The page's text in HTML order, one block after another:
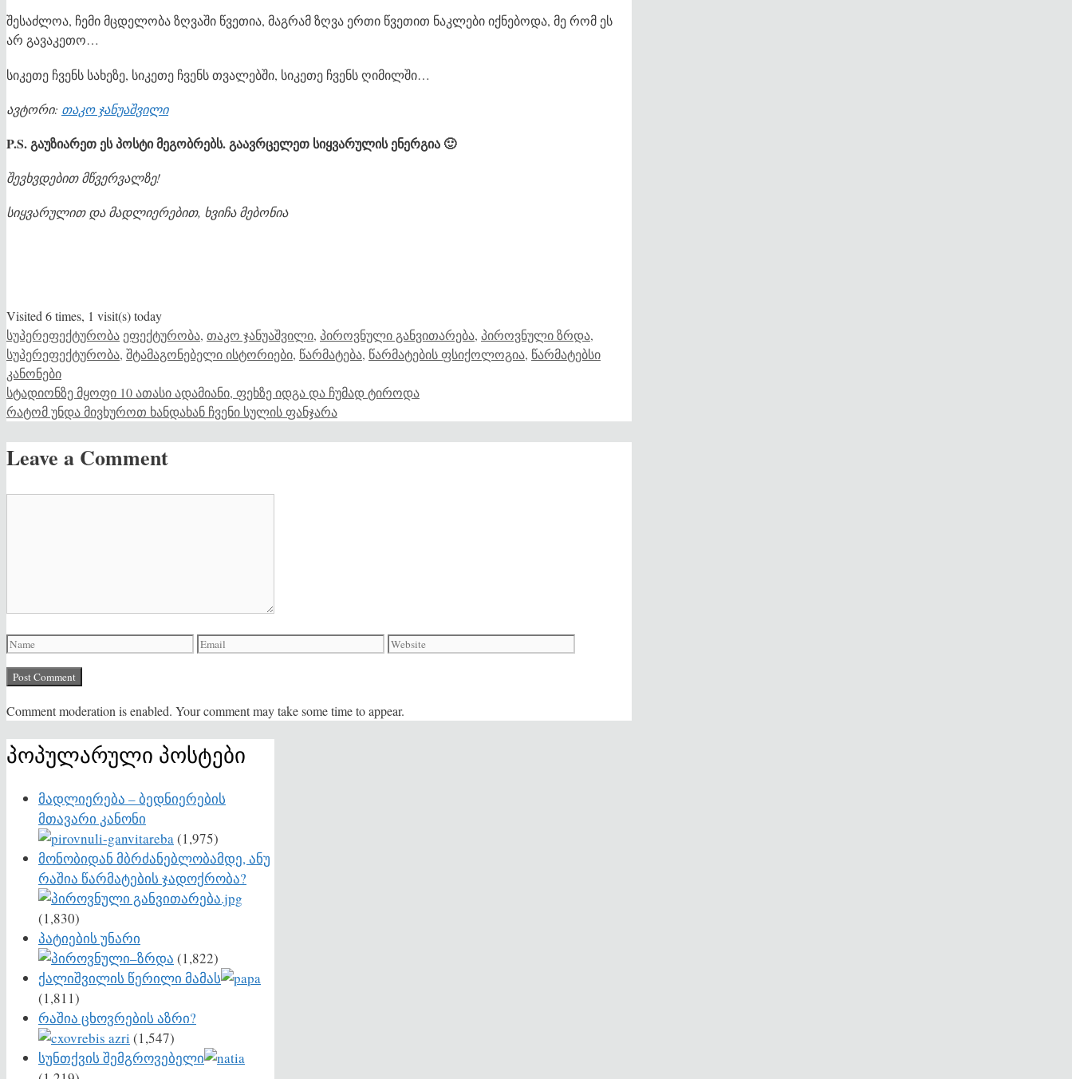
შესაძლოა, ჩემი მცდელობა ზღვაში წვეთია, მაგრამ ზღვა ერთი წვეთით ნაკლები იქნებოდა, მე რომ ეს
არ გავაკეთო…
სიკეთე ჩვენს სახეზე, სიკეთე ჩვენს თვალებში, სიკეთე ჩვენს ღიმილში…
ავტორი: თაკო ჯანუაშვილი
P.S.გაუზიარეთ ეს პოსტი მეგობრებს. გაავრცელეთ სიყვარულის ენერგია 🙂
შევხვდებით მწვერვალზე!
სიყვარულით და მადლიერებით, ხვიჩა მებონია
Visited 6 times, 1 visit(s) today
Categories
სუპერეფექტურობა Tags
ეფექტურობა, თაკო ჯანუაშვილი, პიროვნული განვითარება, პიროვნული ზრდა,
სუპერეფექტურობა, შტამაგონებელი ისტორიები, წარმატება, წარმატების ფსიქოლოგია, წარმატებსი
კანონები
სტადიონზე მყოფი 10 ათასი ადამიანი, ფეხზე იდგა და ჩუმად ტიროდა
რატომ უნდა მივხუროთ ხანდახან ჩვენი სულის ფანჯარა
Leave a Comment
Name Email Website
Comment moderation is enabled. Your comment may take some time to appear.
პოპულარული პოსტები
მადლიერება – ბედნიერების
მთავარი კანონი
(1,975)
მონობიდან მბრძანებლობამდე, ანუ
რაშია წარმატების ჯადოქრობა?
(1,830)
პატიების უნარი
(1,822)
ქალიშვილის წერილი მამას
(1,811)
რაშია ცხოვრების აზრი?
(1,547)
სუნთქვის შემგროვებელი